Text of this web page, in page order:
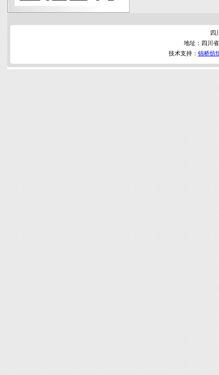
四
地址：四川
技术支持： 锦桥纺